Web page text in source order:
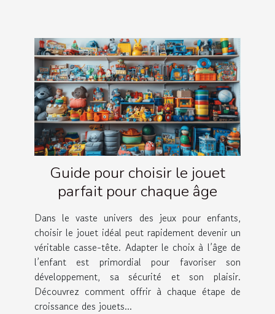
Guide pour choisir le jouet
parfait pour chaque âge
Dans le vaste univers des jeux pour enfants,
choisir le jouet idéal peut rapidement devenir un
véritable casse-tête. Adapter le choix à l’âge de
l’enfant est primordial pour favoriser son
développement, sa sécurité et son plaisir.
Découvrez comment offrir à chaque étape de
croissance des jouets...